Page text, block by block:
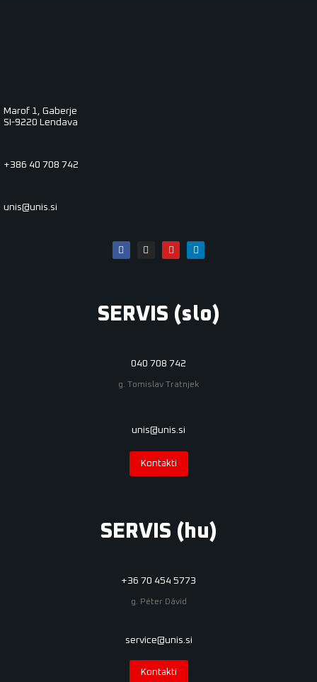
Marof 1, Gaberje
SI-9220 Lendava
+386 40 708 742
unis@unis.si
SERVIS (slo)
040 708 742
g. Tomislav Tratnjek
unis@unis.si
Kontakti
SERVIS (hu)
+36 70 454 5773
g. Péter Dávid
service@unis.si
Kontakti